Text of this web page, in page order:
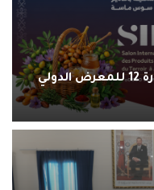
أكادير تستعد لاحتضان الدورة 12 للمعرض الدولي